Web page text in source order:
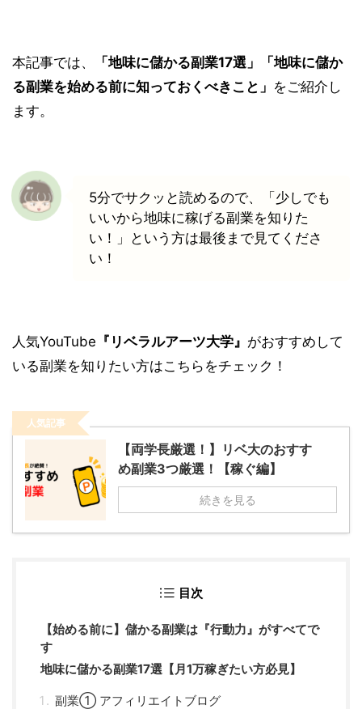
本記事では、
「地味に儲かる副業17選」「地味に儲か
る副業を始める前に知っておくべきこと」 をご紹介し
ます。
5分でサクッと読めるので、「少しでも
いいから地味に稼げる副業を知りた
い！」という方は最後まで見てくださ
い！
人気YouTube 『リベラルアーツ大学』 がおすすめして
いる副業を知りたい方はこちらをチェック！
人気記事
【両学長厳選！】リベ大のおすす
め副業3つ厳選！【稼ぐ編】
続きを見る
目次
【始める前に】儲かる副業は『行動力』がすべてで
す
地味に儲かる副業17選【月1万稼ぎたい方必見】
副業① アフィリエイトブログ